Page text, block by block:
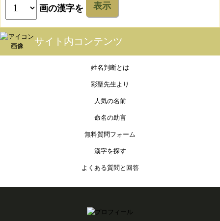
画の漢字を 表示
サイト内コンテンツ
姓名判断とは
彩聖先生より
人気の名前
命名の助言
無料質問フォーム
漢字を探す
よくある質問と回答